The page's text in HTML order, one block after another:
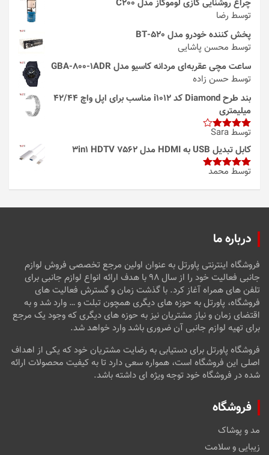
چراغ روشنایی گازی لوموگاز مدل C200
توسط رضا
پخش کننده خودرو مدل 520-BT
توسط محسن پاشایی
ساعت مچی عقربه‌ای مردانه کاسیو مدل GBA-800-1ADR
توسط حسن زاده
بند طرح Diamond کد i1012 مناسب برای اپل واچ 42/44
میلیمتری
امتیاز4
از 5
توسط Sara
کابل تبدیل USB به HDMI مدل 3in1 HDTV 7562
امتیاز5از
توسط محمد
درباره ما
فروشگاه اینترنتی پاورتل به عنوان اولین مرجع تخصصی فروش لوازم
جانبی فعالیت خود را از سال ۹۸ با هدف ارائه انواع لوازم جانبی برای
تلفن های همراه آغاز کرد. با گذشت زمان و گسترش فعالیت های
فروشگاه، پاورتل به حوزه های دیگری همچون تبلت و … وارد شد و به
اقتضای زمان و نیاز مشتریان نیز به حوزه های دیگری که وجود یک مرجع
برای تهیه لوازم جانبی آن ضروری باشد وارد خواهد شد.
فروشگاه پاورتل برای دستیابی به رضایت مشتریان خود که یکی از اهداف
اصلی این فروشگاه است، همواره سعی دارد تا به کیفیت محصولات ارائه
شده در فروشگاه خود توجه ویژه ای داشته باشد.
فروشگاه
مد و پوشاک
زیبایی و سلامت